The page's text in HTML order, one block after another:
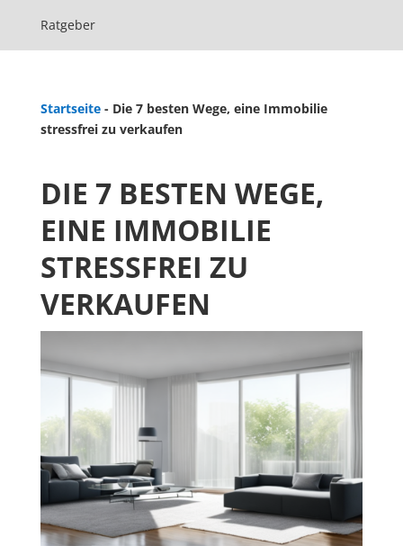
Ratgeber
Startseite- Die 7 besten Wege, eine Immobilie
stressfrei zu verkaufen
DIE 7 BESTEN WEGE,
EINE IMMOBILIE
STRESSFREI ZU
VERKAUFEN